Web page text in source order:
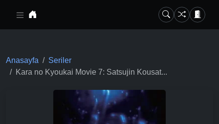
Anasayfa
Seriler
Kara no Kyoukai Movie 7: Satsujin Kousat...